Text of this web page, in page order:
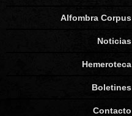
Alfombra Corpus
Noticias
Hemeroteca
Boletines
Contacto